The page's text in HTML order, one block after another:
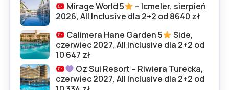
Mirage World 5
– Icmeler, sierpień
2026, All Inclusive dla 2+2 od 8640 zł
Calimera Hane Garden 5
Side,
czerwiec 2027, All Inclusive dla 2+2 od
10 647 zł
Oz Sui Resort – Riwiera Turecka,
czerwiec 2027, All Inclusive dla 2+2 od